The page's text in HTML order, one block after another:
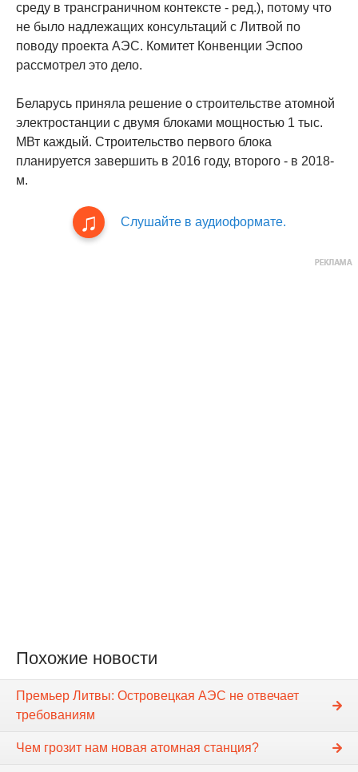
среду в трансграничном контексте - ред.), потому что
не было надлежащих консультаций с Литвой по
поводу проекта АЭС. Комитет Конвенции Эспоо
рассмотрел это дело.
Беларусь приняла решение о строительстве атомной
электростанции с двумя блоками мощностью 1 тыс.
МВт каждый. Строительство первого блока
планируется завершить в 2016 году, второго - в 2018-
м.
Слушайте в аудиоформате.
Похожие новости
Премьер Литвы: Островецкая АЭС не отвечает
требованиям
Чем грозит нам новая атомная станция?